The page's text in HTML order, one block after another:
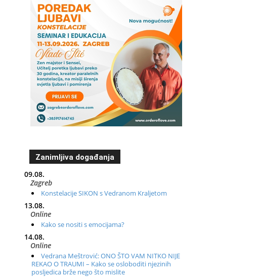
Zanimljiva događanja
09.08.
Zagreb
Konstelacije SIKON s Vedranom Kraljetom
13.08.
Online
Kako se nositi s emocijama?
14.08.
Online
Vedrana Meštrović: ONO ŠTO VAM NITKO NIJE
REKAO O TRAUMI – Kako se osloboditi njezinih
posljedica brže nego što mislite